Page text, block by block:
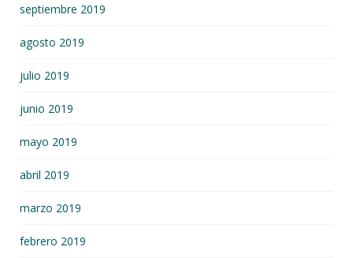
septiembre 2019
agosto 2019
julio 2019
junio 2019
mayo 2019
abril 2019
marzo 2019
febrero 2019